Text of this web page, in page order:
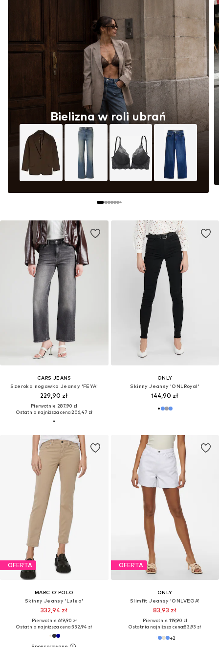
Bielizna w roli ubrań
CARS JEANS
Szeroka nogawka Jeansy 'FEYA'
229,90 zł
Pierwotnie: 287,90 zł
Ostatnia najniższa cena:206,47 zł
ONLY
Skinny Jeansy 'ONLRoyal'
144,90 zł
OFERTA
MARC O'POLO
Skinny Jeansy 'Lulea'
332,94 zł
Pierwotnie: 619,90 zł
Ostatnia najniższa cena:332,94 zł
OFERTA
ONLY
Slimfit Jeansy 'ONLVEGA'
83,93 zł
Pierwotnie: 119,90 zł
Ostatnia najniższa cena:83,93 zł
+2